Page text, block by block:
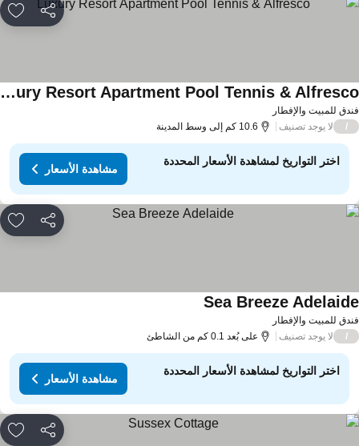
مشاركة
للمبيت والإفطار
Luxury Resort Apartment Pool Tennis & Alfresco
لا يوجد تصنيف 10.6 كم إلى وسط المدينة
اختر التواريخ لمشاهدة الأسعار المحددة
مشاهدة الأسعار
مشاركة
للمبيت والإفطار
Sea Breeze
لا يوجد تصنيف على بُعد 0.1 كم من الشاطئ
اختر التواريخ لمشاهدة الأسعار المحددة
مشاهدة الأسعار
مشاركة